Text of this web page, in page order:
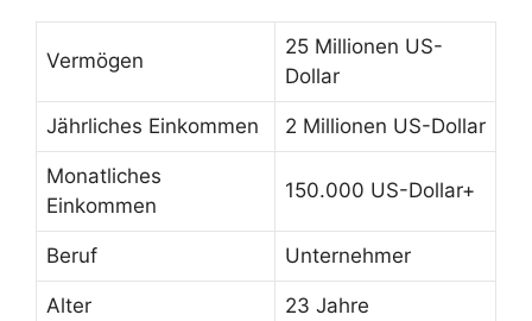
Vermögen
25 Millionen US-
Dollar
Jährliches Einkommen 2 Millionen US-Dollar
Monatliches
Einkommen
150.000 US-Dollar+
Beruf Unternehmer
Alter 23 Jahre